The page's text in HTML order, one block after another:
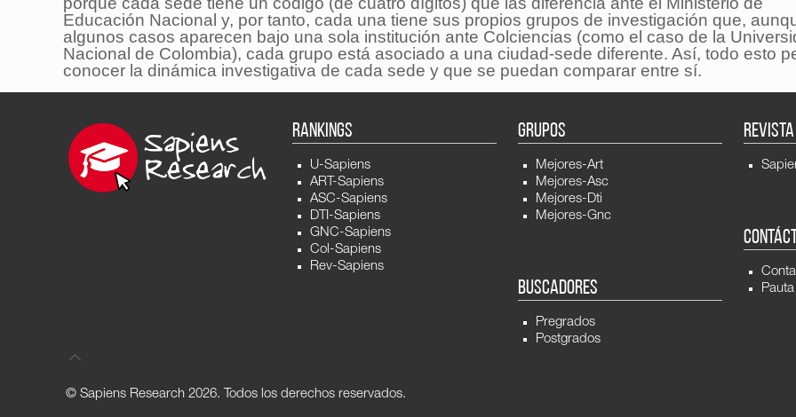
Educación Nacional y, por tanto, cada una tiene sus propios grupos de investigación que,
algunos casos aparecen bajo una sola institución ante Colciencias (como el caso de la
Nacional de Colombia), cada grupo está asociado a una ciudad-sede diferente. Así, todo esto
conocer la dinámica investigativa de cada sede y que se puedan comparar entre sí.
RANKINGS
U-Sapiens
ART-Sapiens
ASC-Sapiens
DTI-Sapiens
GNC-Sapiens
Col-Sapiens
Rev-Sapiens
GRUPOS
Mejores-Art
Mejores-Asc
Mejores-Dti
Mejores-Gnc
BUSCADORES
Pregrados
Postgrados
REVISTA
© Sapiens Research2026. Todos los derechos reservados.